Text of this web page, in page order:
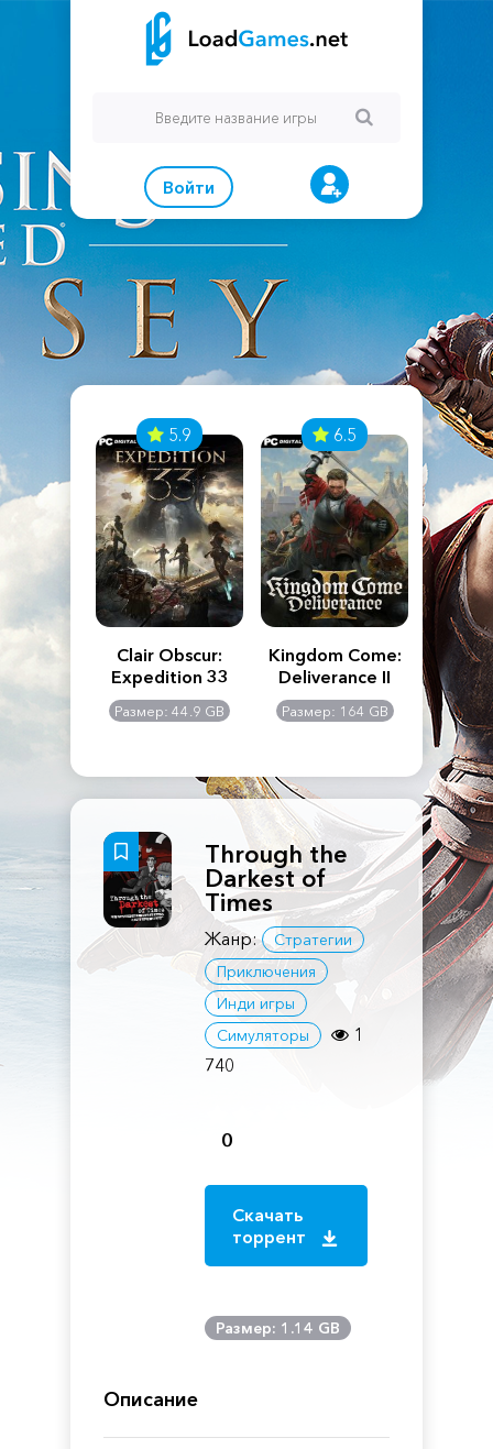
Войти
Creed
5.9
Clair Obscur:
Expedition 33
Размер: 44.9 GB
6.5
Kingdom Come:
Deliverance II
Размер: 164 GB
The
Through the
Darkest of
Times
Жанр:
Стратегии
Приключения
Инди игры
Симуляторы
1
740
0
Скачать
торрент
Размер: 1.14 GB
Описание